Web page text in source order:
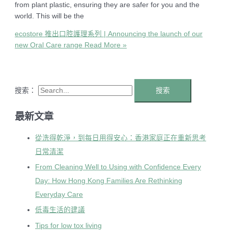
from plant plastic, ensuring they are safer for you and the
world. This will be the
ecostore 推出口腔護理系列 | Announcing the launch of our
new Oral Care range Read More »
搜索：
最新文章
從洗得乾淨，到每日用得安心：香港家庭正在重新思考
日常清潔
From Cleaning Well to Using with Confidence Every
Day: How Hong Kong Families Are Rethinking
Everyday Care
低毒生活的建議
Tips for low tox living